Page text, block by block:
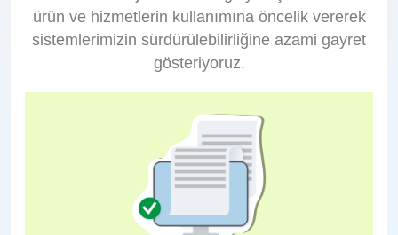
ürün ve hizmetlerin kullanımına öncelik vererek
sistemlerimizin sürdürülebilirliğine azami gayret
gösteriyoruz.